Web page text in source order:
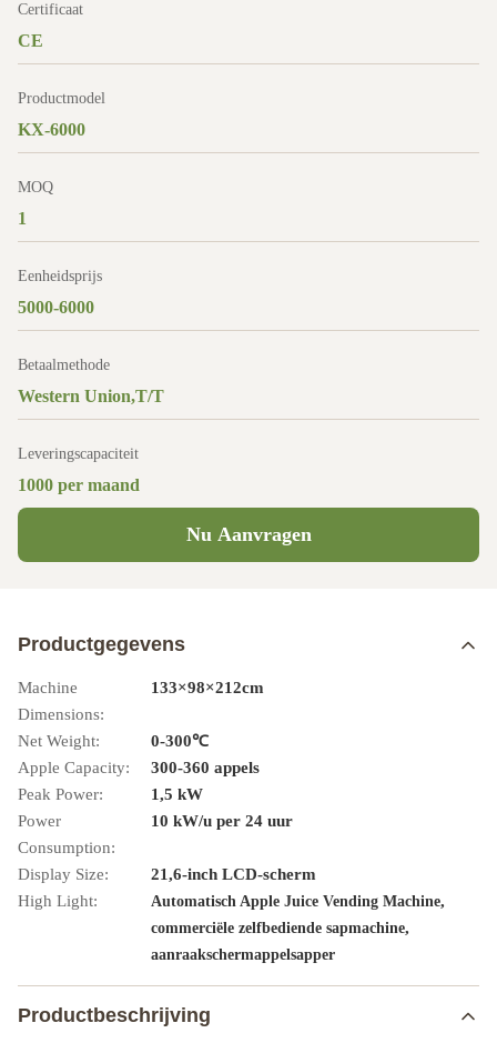
Certificaat
CE
Productmodel
KX-6000
MOQ
1
Eenheidsprijs
5000-6000
Betaalmethode
Western Union,T/T
Leveringscapaciteit
1000 per maand
Nu Aanvragen
Productgegevens
Machine
Dimensions:
133×98×212cm
Net Weight:
0-300℃
Apple Capacity:
300-360 appels
Peak Power:
1,5 kW
Power
Consumption:
10 kW/u per 24 uur
Display Size:
21,6-inch LCD-scherm
High Light:
Automatisch Apple Juice Vending Machine,
commerciële zelfbediende sapmachine,
aanraakschermappelsapper
Productbeschrijving